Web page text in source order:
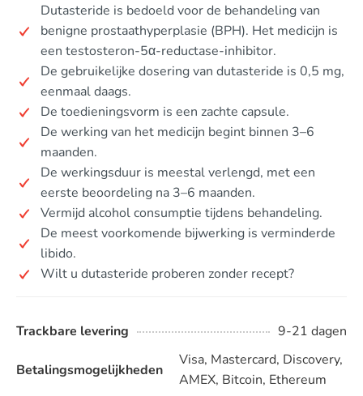
Dutasteride is bedoeld voor de behandeling van
benigne prostaathyperplasie (BPH). Het medicijn is
een testosteron-5α-reductase-inhibitor.
De gebruikelijke dosering van dutasteride is 0,5 mg,
eenmaal daags.
De toedieningsvorm is een zachte capsule.
De werking van het medicijn begint binnen 3–6
maanden.
De werkingsduur is meestal verlengd, met een
eerste beoordeling na 3–6 maanden.
Vermijd alcohol consumptie tijdens behandeling.
De meest voorkomende bijwerking is verminderde
libido.
Wilt u dutasteride proberen zonder recept?
Trackbare levering 9-21 dagen
Betalingsmogelijkheden
Visa, Mastercard, Discovery,
AMEX, Bitcoin, Ethereum